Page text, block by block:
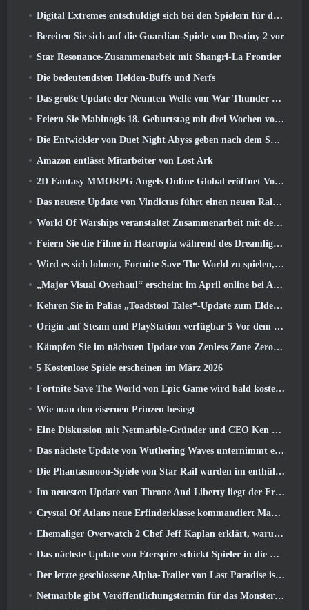
Digital Extremes entschuldigt sich bei den Spielern für den durch „schändliche Einladungen“ in Warframe verursachten Stress
Bereiten Sie sich auf die Guardian-Spiele von Destiny 2 vor
Star Resonance-Zusammenarbeit mit Shangri-La Frontier
Die bedeutendsten Helden-Buffs und Nerfs
Das große Update der Neunten Welle von War Thunder verbessert das Aussehen von Seeschlachten mit verbesserter Wasservisualisierung
Feiern Sie Mabinogis 18. Geburtstag mit drei Wochen voller Events und Belohnungen
Die Entwickler von Duet Night Abyss geben nach dem Spiel-Update eine offizielle Stellungnahme zum jüngsten Malware-Vorfall ab
Amazon entlässt Mitarbeiter von Lost Ark
2D Fantasy MMORPG Angels Online Global eröffnet Vorregistrierung
Das neueste Update von Vindictus führt einen neuen Raid ein, bei dem Spieler gegen den Wächter von Caliburn antreten
World Of Warships veranstaltet Zusammenarbeit mit der schwedischen Heavy-Metal-Band Sabaton
Feiern Sie die Filme in Heartopia während des Dreamlight Cinematics Festivals
Wird es sich lohnen, Fortnite Save The World zu spielen, sobald es kostenlos ist??
„Major Visual Overhaul“ erscheint im April online bei Albion
Kehren Sie in Palias „Toadstool Tales“-Update zum Elderwood zurück
Origin auf Steam und PlayStation verfügbar 5 Vor dem März 23 Start
Kämpfen Sie im nächsten Update von Zenless Zone Zero um Ruhm im Hollow-Champion-Wettbewerb von New Eridu
5 Kostenlose Spiele erscheinen im März 2026
Fortnite Save The World von Epic Game wird bald kostenlos spielbar sein
Wie man den eisernen Prinzen besiegt
Eine Diskussion mit Netmarble-Gründer und CEO Ken Kim über MONGIL: Sternentauchen
Das nächste Update von Wuthering Waves unternimmt eine Reise zur „dunklen Seite“
Die Phantasmoon-Spiele von Star Rail wurden im enthüllt 4.1 Sonderprogramm
Im neuesten Update von Throne And Liberty liegt der Frühling in der Luft
Crystal Of Atlans neue Erfinderklasse kommandiert Magitech-Mechs im Kampf
Ehemaliger Overwatch 2 Chef Jeff Kaplan erklärt, warum er Blizzard zugelassen hat
Das nächste Update von Eterspire schickt Spieler in die Zwergenminen
Der letzte geschlossene Alpha-Trailer von Last Paradise ist ein kleines, aber erschreckendes Kunstwerk
Netmarble gibt Veröffentlichungstermin für das Monsterzähmungs-Action-Rollenspiel Mongil bekannt: Sternentauchen